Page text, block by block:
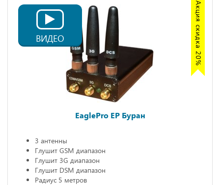
Акция скидка 20%
ВИДЕО
EaglePro EP Буран
3 антенны
Глушит GSM диапазон
Глушит 3G диапазон
Глушит DSM диапазон
Радиус 5 метров